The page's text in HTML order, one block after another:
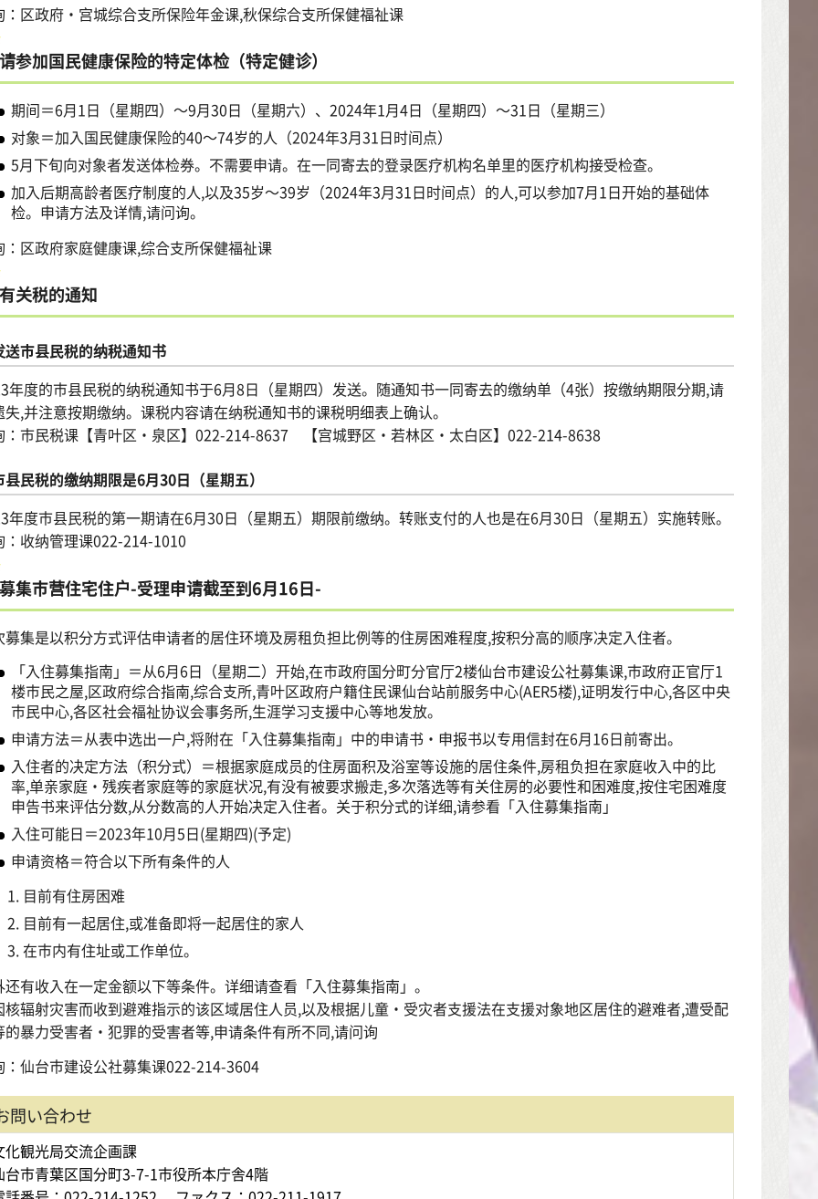
：区政府・宫城综合支所保险年金课,秋保综合支所保健福祉课
请参加国民健康保险的特定体检（特定健诊）
期间＝6月1日（星期四）～9月30日（星期六）、2024年1月4日（星期四）～31日（星期三）
对象＝加入国民健康保险的40～74岁的人（2024年3月31日时间点）
5月下旬向对象者发送体检券。不需要申请。在一同寄去的登录医疗机构名单里的医疗机构接受检查。
加入后期高龄者医疗制度的人,以及35岁～39岁（2024年3月31日时间点）的人,可以参加7月1日开始的基础体
检。申请方法及详情,请问询。
：区政府家庭健康课,综合支所保健福祉课
有关税的通知
送市县民税的纳税通知书
年度的市县民税的纳税通知书于6月8日（星期四）发送。随通知书一同寄去的缴纳单（4张）按缴纳期限分期,请
失,并注意按期缴纳。课税内容请在纳税通知书的课税明细表上确认。
：市民税课【青叶区・泉区】022-214-8637 【宫城野区・若林区・太白区】022-214-8638
县民税的缴纳期限是6月30日（星期五）
年度市县民税的第一期请在6月30日（星期五）期限前缴纳。转账支付的人也是在6月30日（星期五）实施转账。
：收纳管理课022-214-1010
募集市营住宅住户-受理申请截至到6月16日-
募集是以积分方式评估申请者的居住环境及房租负担比例等的住房困难程度,按积分高的顺序决定入住者。
「入住募集指南」＝从6月6日（星期二）开始,在市政府国分町分官厅2楼仙台市建设公社募集课,市政府正官厅1
楼市民之屋,区政府综合指南,综合支所,青叶区政府户籍住民课仙台站前服务中心(AER5楼),证明发行中心,各区中央
市民中心,各区社会福祉协议会事务所,生涯学习支援中心等地发放。
申请方法＝从表中选出一户,将附在「入住募集指南」中的申请书・申报书以专用信封在6月16日前寄出。
入住者的决定方法（积分式）＝根据家庭成员的住房面积及浴室等设施的居住条件,房租负担在家庭收入中的比
率,单亲家庭・残疾者家庭等的家庭状况,有没有被要求搬走,多次落选等有关住房的必要性和困难度,按住宅困难度
申告书来评估分数,从分数高的人开始决定入住者。关于积分式的详细,请参看「入住募集指南」
入住可能日＝2023年10月5日(星期四)(予定)
申请资格＝符合以下所有条件的人
目前有住房困难
目前有一起居住,或准备即将一起居住的家人
在市内有住址或工作单位。
还有收入在一定金额以下等条件。详细请查看「入住募集指南」。
核辐射灾害而收到避难指示的该区域居住人员,以及根据儿童・受灾者支援法在支援对象地区居住的避难者,遭受配
的暴力受害者・犯罪的受害者等,申请条件有所不同,请问询
：仙台市建设公社募集课022-214-3604
問い合わせ
化観光局交流企画課
台市青葉区国分町3-7-1市役所本庁舎4階